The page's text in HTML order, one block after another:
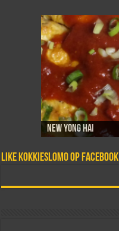
New Yong Hai
Sambal goreng telor
Dadar isi
Martabak telor
Tahoe telor
Like Kokkieslomo op Facebook